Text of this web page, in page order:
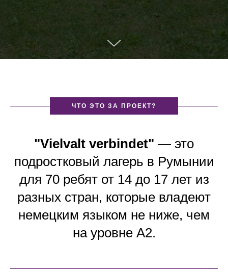
ЧТО ЭТО ЗА ПРОЕКТ?
"Vielvalt verbindet" — это
подростковый лагерь в Румынии
для 70 ребят от 14 до 17 лет из
разных стран, которые владеют
немецким языком не ниже, чем
на уровне А2.